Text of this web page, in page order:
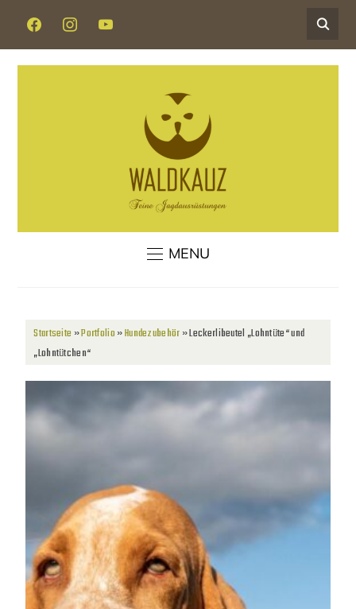
MENU
Startseite»Portfolio»Hundezubehör»Leckerlibeutel „Lohntüte“ und
„Lohntütchen“